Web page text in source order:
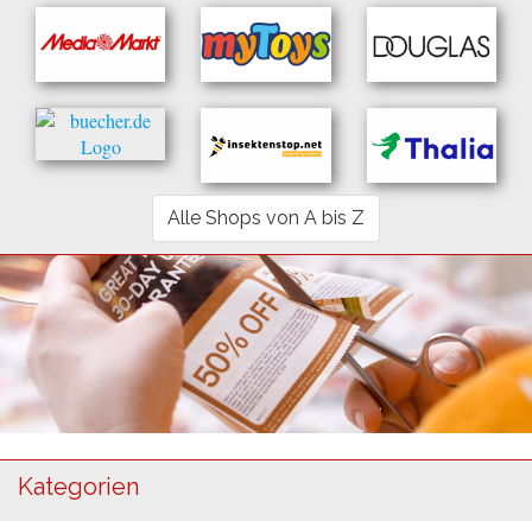
Alle Shops von A bis Z
Kategorien